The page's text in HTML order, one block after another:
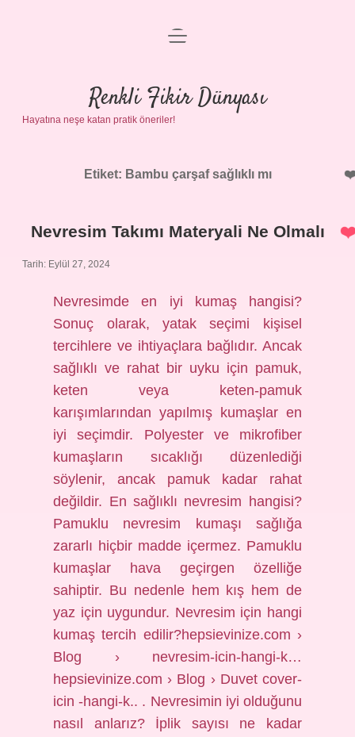
Anasayfa
Gizlilik Politikası
Yasal Uyarı
menüyü
Renkli Fikir Dünyası
Hayatına neşe katan pratik öneriler!
Etiket: Bambu çarşaf sağlıklı mı
Nevresim Takımı Materyali Ne Olmalı
Tarih: Eylül 27, 2024
Nevresimde en iyi kumaş hangisi?
Sonuç olarak, yatak seçimi kişisel
tercihlere ve ihtiyaçlara bağlıdır. Ancak
sağlıklı ve rahat bir uyku için pamuk,
keten veya keten-pamuk
karışımlarından yapılmış kumaşlar en
iyi seçimdir. Polyester ve mikrofiber
kumaşların sıcaklığı düzenlediği
söylenir, ancak pamuk kadar rahat
değildir. En sağlıklı nevresim hangisi?
Pamuklu nevresim kumaşı sağlığa
zararlı hiçbir madde içermez. Pamuklu
kumaşlar hava geçirgen özelliğe
sahiptir. Bu nedenle hem kış hem de
yaz için uygundur. Nevresim için hangi
kumaş tercih edilir?hepsievinize.com ›
Blog › nevresim-icin-hangi-k…
hepsievinize.com › Blog › Duvet cover-
icin -hangi-k.. . Nevresimin iyi olduğunu
nasıl anlarız? İplik sayısı ne kadar